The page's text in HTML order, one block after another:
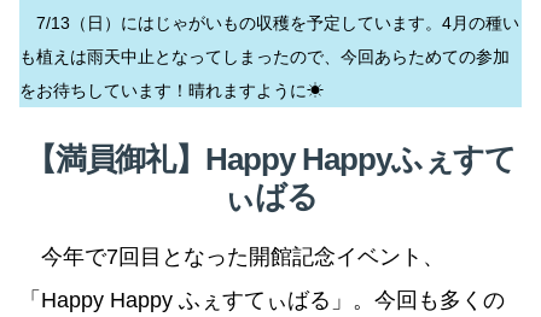
7/13（日）にはじゃがいもの収穫を予定しています。4月の種い
も植えは雨天中止となってしまったので、今回あらためての参加
をお待ちしています！晴れますように☀
【満員御礼】Happy Happyふぇすて
ぃばる
今年で7回目となった開館記念イベント、
「Happy Happy ふぇすてぃばる」。今回も多くの